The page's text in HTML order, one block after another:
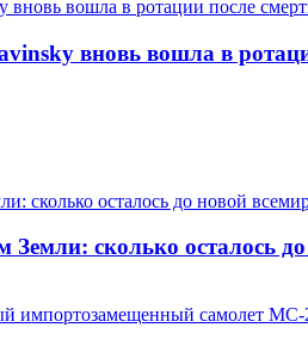
вновь вошла в
сколько осталось